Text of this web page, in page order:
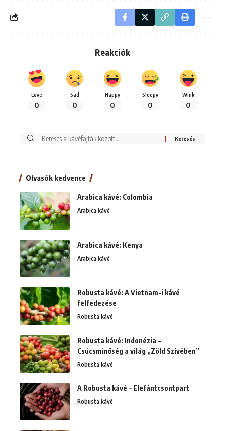
Reakciók
Love
0
Sad
0
Happy
0
Sleepy
0
Wink
0
Keresés:
Olvasók kedvence
Arabica kávé: Colombia
Arabica kávé
Arabica kávé: Kenya
Arabica kávé
Robusta kávé: A Vietnam-i kávé
felfedezése
Robusta kávé
Robusta kávé: Indonézia –
Csúcsminőség a világ „Zöld Szívében”
Robusta kávé
A Robusta kávé – Elefántcsontpart
Robusta kávé